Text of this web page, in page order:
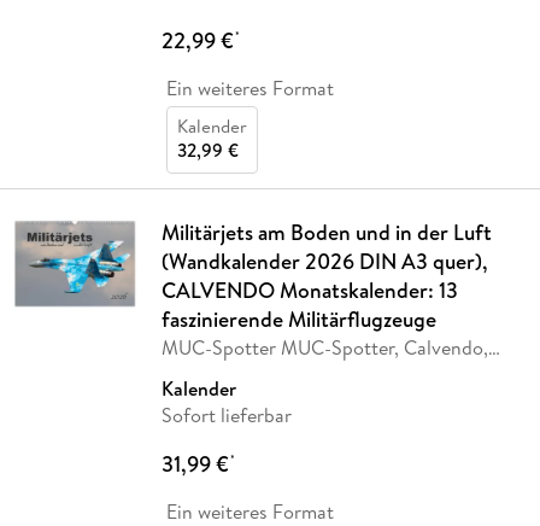
22,99 €*
Ein weiteres Format
Kalender
32,99 €
Militärjets am Boden und in der Luft
(Wandkalender 2026 DIN A3 quer),
CALVENDO Monatskalender: 13
faszinierende Militärflugzeuge
MUC-Spotter MUC-Spotter, Calvendo,
Kalender
Sofort lieferbar
31,99 €*
Ein weiteres Format